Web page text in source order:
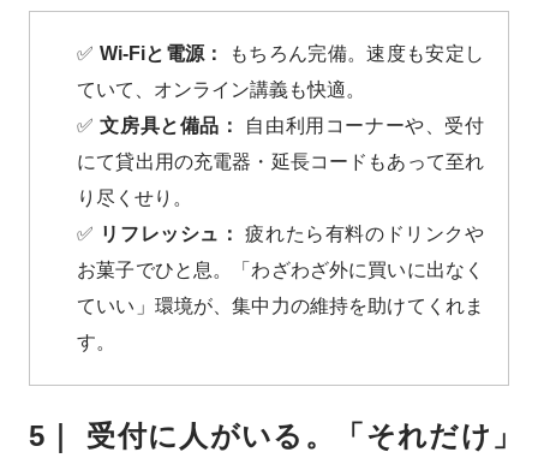
✅ Wi-Fiと電源：
もちろん完備。速度も安定し
ていて、オンライン講義も快適。
✅文房具と備品：
自由利用コーナーや、受付
にて貸出用の充電器・延長コードもあって至れ
り尽くせり。
✅ リフレッシュ：
疲れたら有料のドリンクや
お菓子でひと息。「わざわざ外に買いに出なく
ていい」環境が、集中力の維持を助けてくれま
す。
5｜ 受付に人がいる。「それだけ」